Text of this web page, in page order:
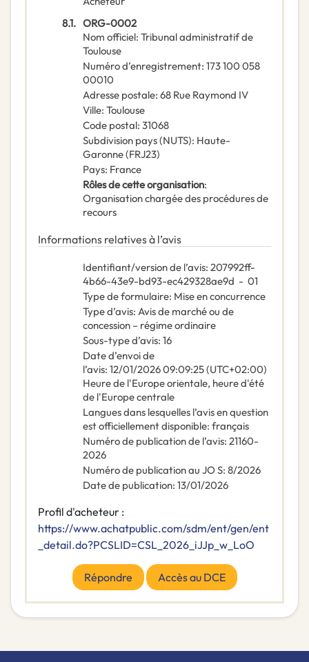
8.1. ORG-0002
Nom officiel: Tribunal administratif de
Toulouse
Numéro d’enregistrement: 173 100 058
00010
Adresse postale: 68 Rue Raymond IV
Ville: Toulouse
Code postal: 31068
Subdivision pays (NUTS): Haute-
Garonne(FRJ23)
Pays: France
Rôles de cette organisation:
Organisation chargée des procédures de
recours
Informations relatives à l’avis
Identifiant/version de l’avis: 207992ff-
4b66-43e9-bd93-ec429328ae9d - 01
Type de formulaire: Mise en concurrence
Type d’avis: Avis de marché ou de
concession – régime ordinaire
Sous-type d’avis: 16
Date d’envoi de
l’avis: 12/01/202609:09:25 (UTC+02:00)
Heure de l'Europe orientale, heure d'été
de l'Europe centrale
Langues dans lesquelles l’avis en question
est officiellement disponible: français
Numéro de publication de l’avis: 21160-
2026
Numéro de publication au JO S: 8/2026
Date de publication: 13/01/2026
Profil d'acheteur :
https://www.achatpublic.com/sdm/ent/gen/ent
_detail.do?PCSLID=CSL_2026_iJJp_w_LoO
Répondre Accès au DCE